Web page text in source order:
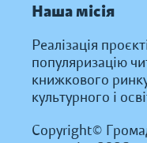
Наша місія
Реалізація
популяризацію
книжкового
культурного і
Copyright©